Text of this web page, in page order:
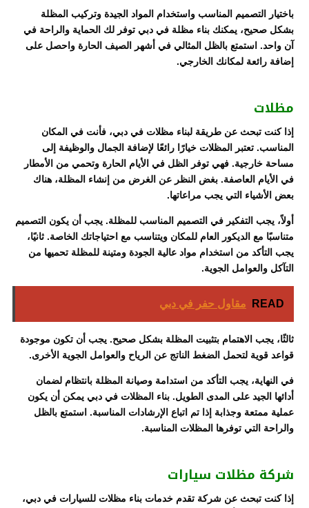
باختيار التصميم المناسب واستخدام المواد الجيدة وتركيب المظلة
بشكل صحيح، يمكنك بناء مظلة في دبي توفر لك الحماية والراحة في
آن واحد. استمتع بالظل المثالي في أشهر الصيف الحارة واحصل على
إضافة رائعة لمكانك الخارجي.
مظلات
إذا كنت تبحث عن طريقة لبناء مظلات في دبي، فأنت في المكان
المناسب. تعتبر المظلات خيارًا رائعًا لإضافة الجمال والوظيفة إلى
مساحة خارجية. فهي توفر الظل في الأيام الحارة وتحمي من الأمطار
في الأيام العاصفة. بغض النظر عن الغرض من إنشاء المظلة، هناك
بعض الأشياء التي يجب مراعاتها.
أولاً، يجب التفكير في التصميم المناسب للمظلة. يجب أن يكون التصميم
متناسبًا مع الديكور العام للمكان ويتناسب مع احتياجاتك الخاصة. ثانيًا،
يجب التأكد من استخدام مواد عالية الجودة ومتينة للمظلة تحميها من
التآكل والعوامل الجوية.
READ مقاول حفر في دبي
ثالثًا، يجب الاهتمام بتثبيت المظلة بشكل صحيح. يجب أن تكون موجودة
قواعد قوية لتحمل الضغط الناتج عن الرياح والعوامل الجوية الأخرى.
في النهاية، يجب التأكد من استدامة وصيانة المظلة بانتظام لضمان
أدائها الجيد على المدى الطويل. بناء المظلات في دبي يمكن أن يكون
عملية ممتعة وجذابة إذا تم اتباع الإرشادات المناسبة. استمتع بالظل
والراحة التي توفرها المظلات المناسبة.
شركة مظلات سيارات
إذا كنت تبحث عن شركة تقدم خدمات بناء مظلات للسيارات في دبي،